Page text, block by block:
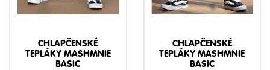
CHLAPČENSKÉ
TEPLÁKY MASHMNIE
BASIC
CHLAPČENSKÉ
TEPLÁKY MASHMNIE
BASIC